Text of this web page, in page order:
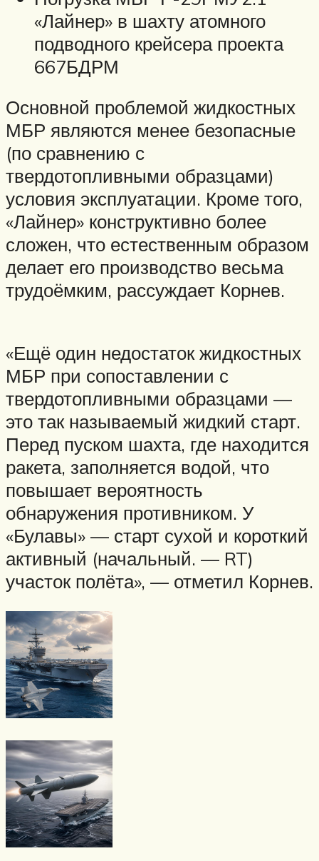
«Лайнер» в шахту атомного
подводного крейсера проекта
667БДРМ
Основной проблемой жидкостных
МБР являются менее безопасные
(по сравнению с
твердотопливными образцами)
условия эксплуатации. Кроме того,
«Лайнер» конструктивно более
сложен, что естественным образом
делает его производство весьма
трудоёмким, рассуждает Корнев.
«Ещё один недостаток жидкостных
МБР при сопоставлении с
твердотопливными образцами —
это так называемый жидкий старт.
Перед пуском шахта, где находится
ракета, заполняется водой, что
повышает вероятность
обнаружения противником. У
«Булавы» — старт сухой и короткий
активный (начальный. — RT)
участок полёта», — отметил Корнев.